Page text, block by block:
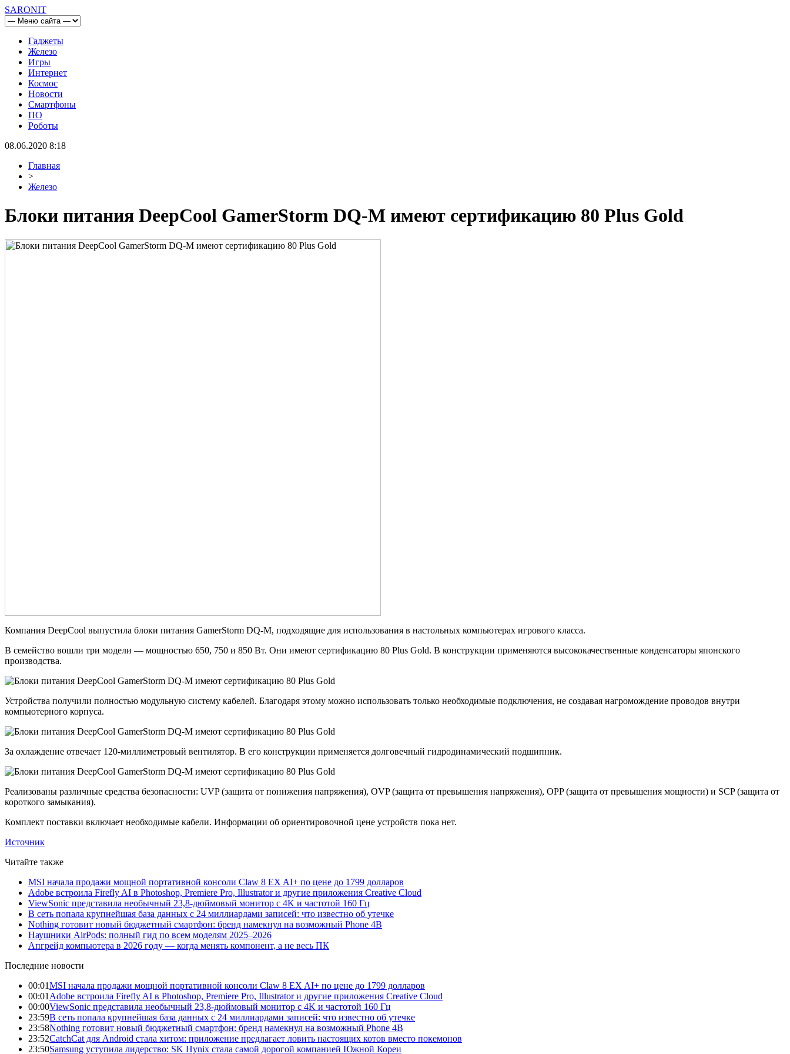
SARONIT
Гаджеты
Железо
Игры
Интернет
Космос
Новости
Смартфоны
ПО
Роботы
08.06.2020 8:18
Главная
>
Железо
Блоки питания DeepCool GamerStorm DQ-M имеют сертификацию 80 Plus Gold
Компания DeepCool выпустила блоки питания GamerStorm DQ-M, подходящие для использования в настольных компьютерах игрового класса.
В семейство вошли три модели — мощностью 650, 750 и 850 Вт. Они имеют сертификацию 80 Plus Gold. В конструкции применяются высококачественные конденсаторы японского
производства.
Устройства получили полностью модульную систему кабелей. Благодаря этому можно использовать только необходимые подключения, не создавая нагромождение проводов внутри
компьютерного корпуса.
За охлаждение отвечает 120-миллиметровый вентилятор. В его конструкции применяется долговечный гидродинамический подшипник.
Реализованы различные средства безопасности: UVP (защита от понижения напряжения), OVP (защита от превышения напряжения), OPP (защита от превышения мощности) и SCP (защита от
короткого замыкания).
Комплект поставки включает необходимые кабели. Информации об ориентировочной цене устройств пока нет.
Источник
Читайте также
MSI начала продажи мощной портативной консоли Claw 8 EX AI+ по цене до 1799 долларов
Adobe встроила Firefly AI в Photoshop, Premiere Pro, Illustrator и другие приложения Creative Cloud
ViewSonic представила необычный 23,8-дюймовый монитор с 4K и частотой 160 Гц
В сеть попала крупнейшая база данных с 24 миллиардами записей: что известно об утечке
Nothing готовит новый бюджетный смартфон: бренд намекнул на возможный Phone 4B
Наушники AirPods: полный гид по всем моделям 2025–2026
Апгрейд компьютера в 2026 году — когда менять компонент, а не весь ПК
Последние новости
00:01MSI начала продажи мощной портативной консоли Claw 8 EX AI+ по цене до 1799 долларов
00:01 Adobe встроила Firefly AI в Photoshop, Premiere Pro, Illustrator и другие приложения Creative Cloud
00:00ViewSonic представила необычный 23,8-дюймовый монитор с 4K и частотой 160 Гц
23:59В сеть попала крупнейшая база данных с 24 миллиардами записей: что известно об утечке
23:58Nothing готовит новый бюджетный смартфон: бренд намекнул на возможный Phone 4B
23:52CatchCat для Android стала хитом: приложение предлагает ловить настоящих котов вместо покемонов
23:50Samsung уступила лидерство: SK Hynix стала самой дорогой компанией Южной Кореи